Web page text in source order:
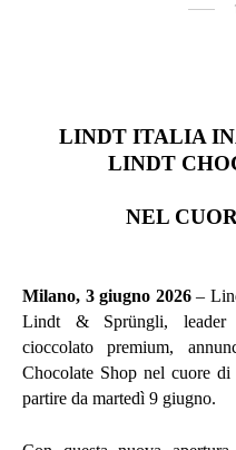
LINDT ITALIA
LINDT
NEL
Milano, 3 giugno 2026–
Lindt & Sprüngli, leader
cioccolato premium,
Chocolate Shop nel cuore
partire da martedì 9 giugno.